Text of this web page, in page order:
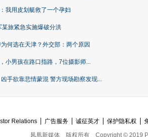
我用皮划艇救了一个孕妇
旅紧急实施爆破分洪
何选在天津？外交部：两个原因
小男孩在路口指路，7位摄影师...
手欲靠悲情蒙混 警方现场勘察发现...
Relations 广告服务 诚征英才 保护隐私权
凤凰新媒体
版权所有 Copyright © 2019